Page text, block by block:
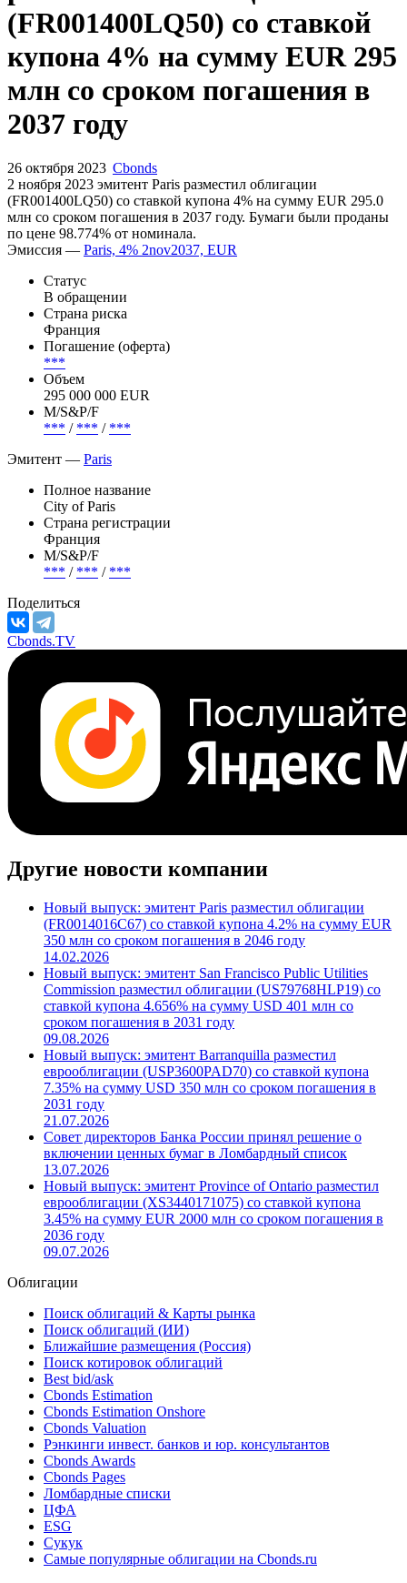
Новый выпуск: эмитент Paris
разместил облигации
(FR001400LQ50) со ставкой
купона 4% на сумму EUR 295
2037 году
26 октября 2023 Cbonds
2 ноября 2023 эмитент Paris разместил облигации
млн со сроком погашения в 2037 году. Бумаги были проданы
по цене 98.774% от номинала.
Эмиссия —Paris, 4% 2nov2037, EUR
Статус
В обращении
Страна риска
Франция
Погашение (оферта)
***
295 000 000 EUR
***/***/***
Эмитент —Paris
Полное название
City of Paris
Франция
М/S&P/F
***/
Поделиться
Cbonds.TV
Другие новости компании
Новый выпуск: эмитент Paris разместил облигации
(FR0014016C67) со ставкой купона 4.2% на сумму EUR
350 млн со сроком погашения в 2046 году
14.02.2026
Новый выпуск: эмитент San Francisco Public Utilities
Commission разместил облигации (US79768HLP19) со
ставкой купона 4.656% на сумму USD 401 млн со
сроком погашения в 2031 году
09.08.2026
Новый выпуск: эмитент Barranquilla разместил
еврооблигации (USP3600PAD70) со ставкой купона
7.35% на сумму USD 350 млн со сроком погашения в
2031 году
21.07.2026
Совет директоров Банка России принял решение о
включении ценных бумаг в Ломбардный список
13.07.2026
Новый выпуск: эмитент Province of Ontario разместил
3.45% на сумму EUR 2000 млн со сроком погашения в
09.07.2026
Облигации
Поиск облигаций & Карты рынка
Поиск облигаций (ИИ)
Ближайшие размещения (Россия)
Поиск котировок облигаций
Best bid/ask
Cbonds Estimation
Cbonds Estimation Onshore
Cbonds Valuation
Рэнкинги инвест. банков и юр. консультантов
Cbonds Awards
Cbonds Pages
Ломбардные списки